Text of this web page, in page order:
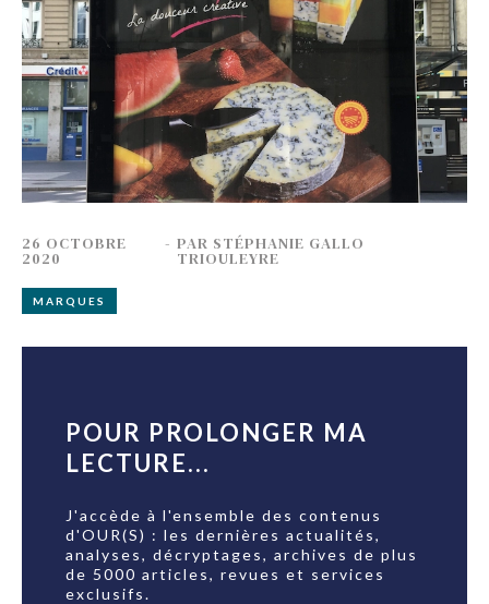
26 OCTOBRE
2020
- PAR STÉPHANIE GALLO
TRIOULEYRE
MARQUES
POUR PROLONGER MA
LECTURE...
J'accède à l'ensemble des contenus
d'OUR(S) : les dernières actualités,
analyses, décryptages, archives de plus
de 5000 articles, revues et services
exclusifs.